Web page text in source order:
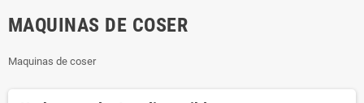
MAQUINAS DE COSER
Maquinas de coser